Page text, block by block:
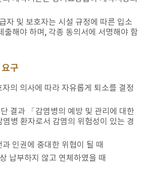
자 및 보호자는 시설 규정에 따른 입소
출해야 하며, 각종 동의서에 서명해야 함
구
의 의사에 따라 자유롭게 퇴소를 결정
결과 「감염병의 예방 및 관리에 대한
병 환자로서 감염의 위험성이 있는 경
인권에 중대한 위협이 될 때
납부하지 않고 연체하였을 때